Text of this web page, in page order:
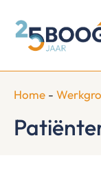
Home -